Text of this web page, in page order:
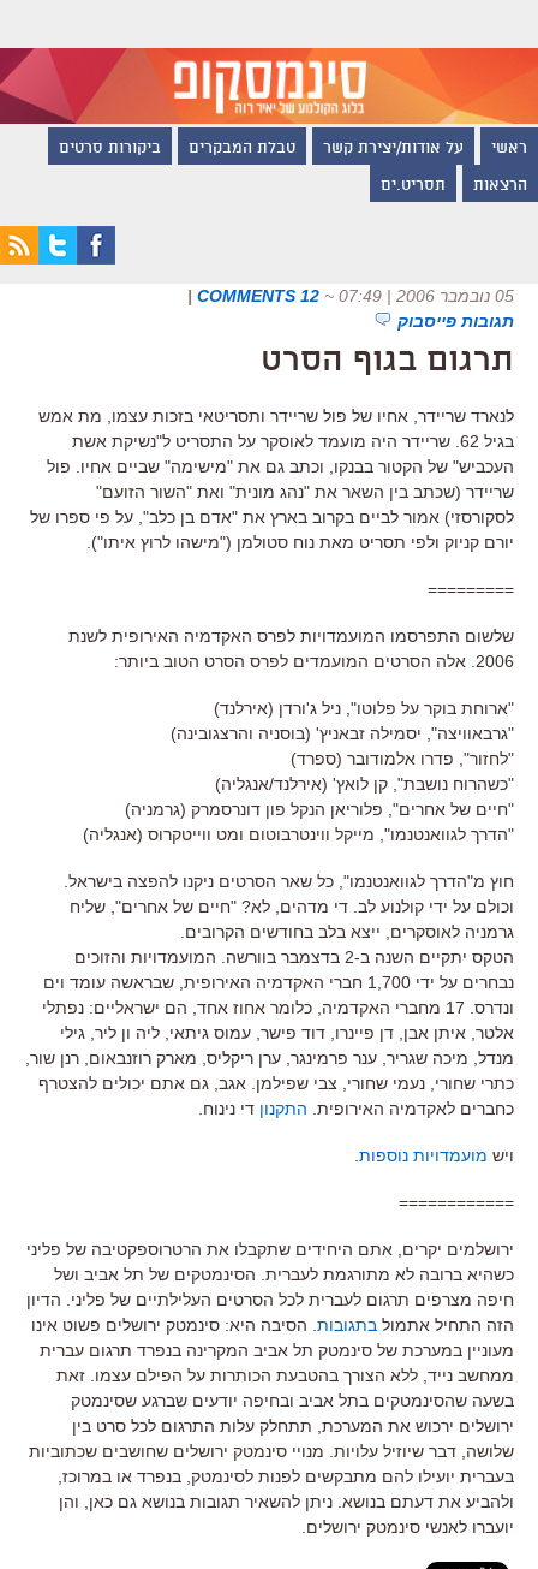
ראשי על אודות/יצירת קשר טבלת המבקרים ביקורות סרטים
הרצאות תסריט.ים
05 נובמבר 2006 | 07:49 ~
12 COMMENTS
|
תגובות פייסבוק
תרגום בגוף הסרט
לנארד שריידר, אחיו של פול שריידר ותסריטאי בזכות עצמו, מת אמש
בגיל 62. שריידר היה מועמד לאוסקר על התסריט ל"נשיקת אשת
העכביש" של הקטור בבנקו, וכתב גם את "מישימה" שביים אחיו. פול
שריידר (שכתב בין השאר את "נהג מונית" ואת "השור הזועם"
לסקורסזי) אמור לביים בקרוב בארץ את "אדם בן כלב", על פי ספרו של
יורם קניוק ולפי תסריט מאת נוח סטולמן ("מישהו לרוץ איתו").
=========
שלשום התפרסמו המועמדויות לפרס האקדמיה האירופית לשנת
2006. אלה הסרטים המועמדים לפרס הסרט הטוב ביותר:
"ארוחת בוקר על פלוטו", ניל ג'ורדן (אירלנד)
"גרבאוויצה", יסמילה זבאניץ' (בוסניה והרצגובינה)
"לחזור", פדרו אלמודובר (ספרד)
"כשהרוח נושבת", קן לואץ' (אירלנד/אנגליה)
"חיים של אחרים", פלוריאן הנקל פון דונרסמרק (גרמניה)
"הדרך לגוואנטנמו", מייקל ווינטרבוטום ומט ווייטקרוס (אנגליה)
חוץ מ"הדרך לגוואנטנמו", כל שאר הסרטים ניקנו להפצה בישראל.
וכולם על ידי קולנוע לב. די מדהים, לא? "חיים של אחרים", שליח
גרמניה לאוסקרים, ייצא בלב בחודשים הקרובים.
הטקס יתקיים השנה ב-2 בדצמבר בוורשה. המועמדויות והזוכים
נבחרים על ידי 1,700 חברי האקדמיה האירופית, שבראשה עומד וים
ונדרס. 17 מחברי האקדמיה, כלומר אחוז אחד, הם ישראליים: נפתלי
אלטר, איתן אבן, דן פיינרו, דוד פישר, עמוס גיתאי, ליה ון ליר, גילי
מנדל, מיכה שגריר, ענר פרמינגר, ערן ריקליס, מארק רוזנבאום, רנן שור,
כתרי שחורי, נעמי שחורי, צבי שפילמן. אגב, גם אתם יכולים להצטרף
כחברים לאקדמיה האירופית. התקנון די נינוח.
ויש מועמדויות נוספות
============
ירושלמים יקרים, אתם היחידים שתקבלו את הרטרוספקטיבה של פליני
כשהיא ברובה לא מתורגמת לעברית. הסינמטקים של תל אביב ושל
חיפה מצרפים תרגום לעברית לכל הסרטים העלילתיים של פליני. הדיון
הזה התחיל אתמול בתגובות . הסיבה היא: סינמטק ירושלים פשוט אינו
מעוניין במערכת של סינמטק תל אביב המקרינה בנפרד תרגום עברית
ממחשב נייד, ללא הצורך בהטבעת הכותרות על הפילם עצמו. זאת
בשעה שהסינמטקים בתל אביב ובחיפה יודעים שברגע שסינמטק
ירושלים ירכוש את המערכת, תתחלק עלות התרגום לכל סרט בין
שלושה, דבר שיוזיל עלויות. מנויי סינמטק ירושלים שחושבים שכתוביות
בעברית יועילו להם מתבקשים לפנות לסינמטק, בנפרד או במרוכז,
ולהביע את דעתם בנושא. ניתן להשאיר תגובות בנושא גם כאן, והן
יועברו לאנשי סינמטק ירושלים.